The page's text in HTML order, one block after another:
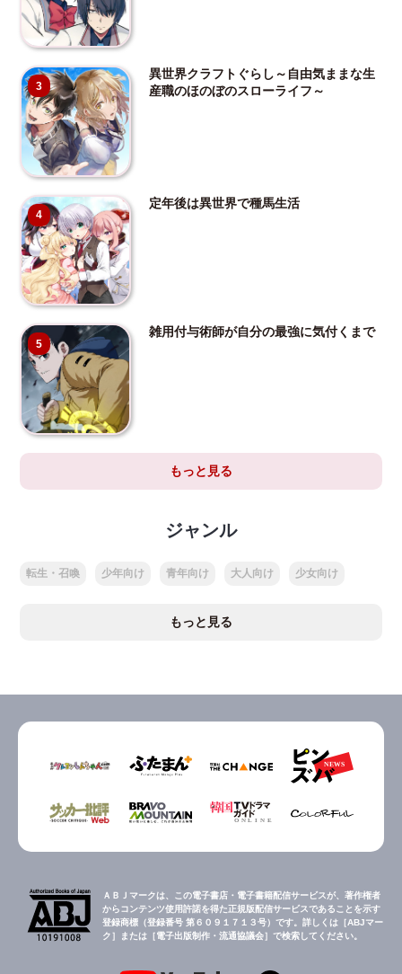
3
異世界クラフトぐらし～自由気ままな生
産職のほのぼのスローライフ～
4
定年後は異世界で種馬生活
5
雑用付与術師が自分の最強に気付くまで
もっと見る
ジャンル
転生・召喚 少年向け 青年向け 大人向け 少女向け
もっと見る
ＡＢＪマークは、この電子書店・電子書籍配信サービスが、著作権者
からコンテンツ使用許諾を得た正規版配信サービスであることを示す
登録商標（登録番号 第６０９１７１３号）です。詳しくは［ABJマー
ク］または［電子出版制作・流通協議会］で検索してください。